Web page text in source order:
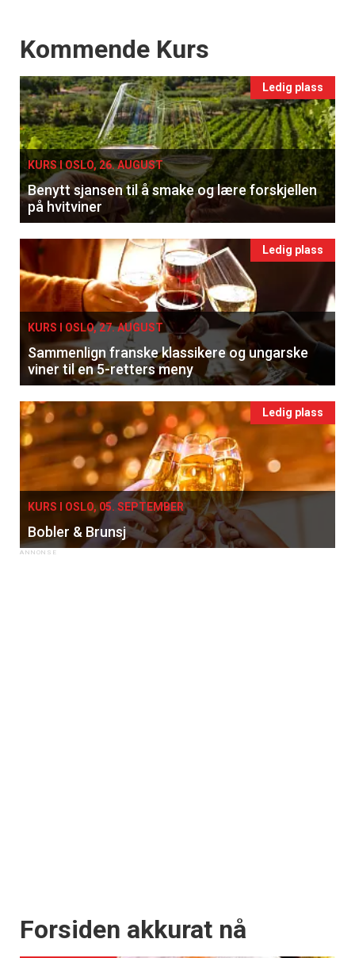
Få ukentlige nyhetsbrev fra
Apéritif
Events
Kommende Kurs
Ledig plass
KURS I OSLO, 26. AUGUST
Benytt sjansen til å smake og lære forskjellen
på hvitviner
Ledig plass
KURS I OSLO, 27. AUGUST
Sammenlign franske klassikere og ungarske
viner til en 5-retters meny
Ledig plass
KURS I OSLO, 05. SEPTEMBER
Bobler & Brunsj
Forsiden akkurat nå